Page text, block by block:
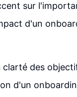
sur
d'un
des
d'un